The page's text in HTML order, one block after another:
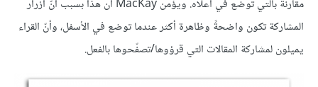
مقارنةً بالتي توضع في أعلاه. ويؤمن MacKay أن هذا بسبب أنّ أزرار
المشاركة تكون واضحةً وظاهرة أكثر عندما توضع في الأسفل، وأنّ القراء
يميلون لمشاركة المقالات التي قرؤوها/تصفّحوها بالفعل.